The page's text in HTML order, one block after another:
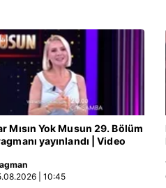
Mısın Yok Musun 29. Bölüm
yayınlandı | Video
| 10:45